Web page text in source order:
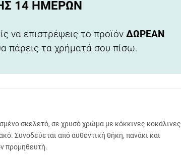
14 ΗΜΕΡΏΝ
να επιστρέψεις το προϊόν ΔΩΡΕΑΝ
πάρεις τα χρήματά σου πίσω.
σκελετό, σε χρυσό χρώμα με κόκκινες κοκάλινες
Συνοδεύεται από αυθεντική θήκη, πανάκι και
προμηθευτή.